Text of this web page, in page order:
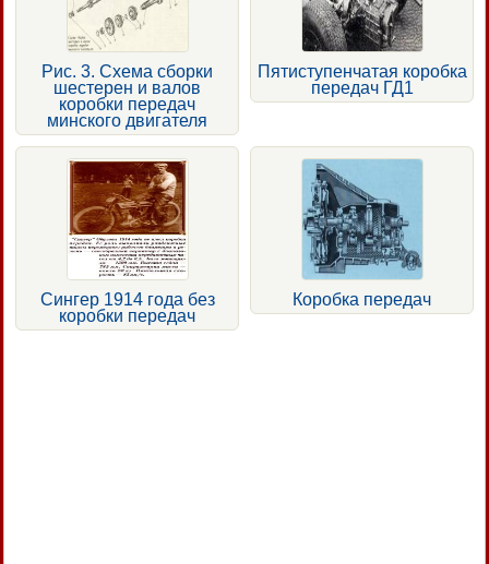
Рис. 3. Схема сборки
шестерен и валов
коробки передач
минского двигателя
Пятиступенчатая коробка
передач ГД1
Сингер 1914 года без
коробки передач
Коробка передач